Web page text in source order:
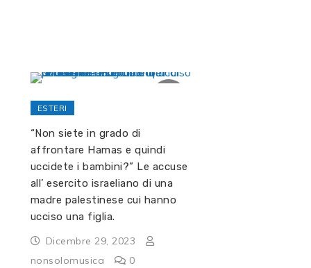
ESTERI
“Non siete in grado di
affrontare Hamas e quindi
uccidete i bambini?” Le accuse
all’ esercito israeliano di una
madre palestinese cui hanno
ucciso una figlia.
Dicembre 29, 2023
nonsolomusica
0